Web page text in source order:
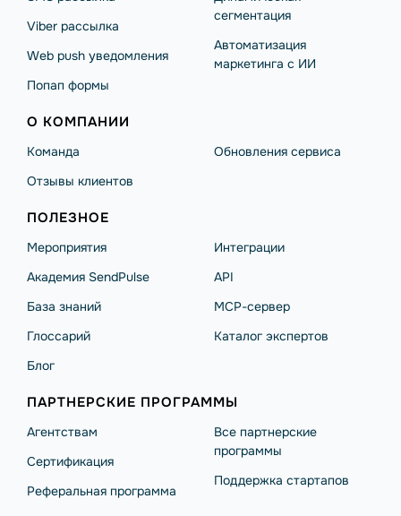
Viber рассылка
Web push уведомления
Попап формы
сегментация
Автоматизация
маркетинга с ИИ
О КОМПАНИИ
Команда
Отзывы клиентов
Обновления сервиса
ПОЛЕЗНОЕ
Мероприятия
Академия SendPulse
База знаний
Глоссарий
Блог
Интеграции
API
MCP-сервер
Каталог экспертов
ПАРТНЕРСКИЕ ПРОГРАММЫ
Агентствам
Сертификация
Реферальная программа
Все партнерские
программы
Поддержка стартапов